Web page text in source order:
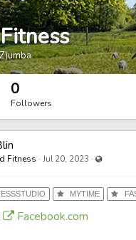
0
Followers
Fitness · Jul 20, 2023 ·
MYTIME
Facebook.com